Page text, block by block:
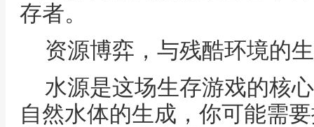
存者。
资源博弈，与残酷环境的
水源是这场生存游戏的核
自然水体的生成，你可能需